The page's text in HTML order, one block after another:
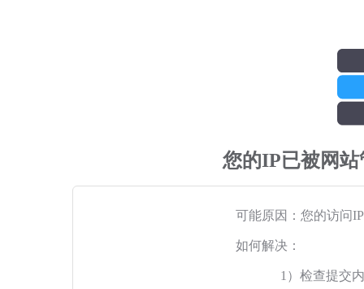
您的IP已被网
可能原因：您的访问
如何解决：
1）检查提交